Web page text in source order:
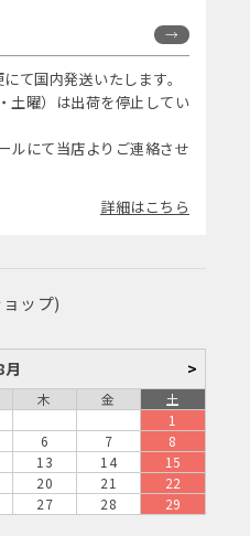
て国内発送いたします。
土曜）は出荷を停止してい
ルにて当店よりご連絡させ
詳細はこちら
ップ)
>
木 金
土
1
6 7
8
13 14
15
20 21
22
27 28
29